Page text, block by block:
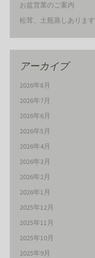
お盆営業のご案内
松茸、土瓶蒸しあります
アーカイブ
2026年8月
2026年7月
2026年6月
2026年5月
2026年4月
2026年3月
2026年2月
2026年1月
2025年12月
2025年11月
2025年10月
2025年9月